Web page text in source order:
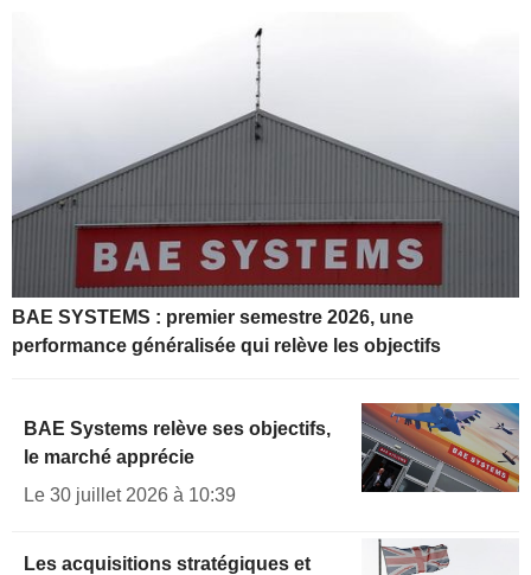
BAE SYSTEMS : premier semestre 2026, une
performance généralisée qui relève les objectifs
BAE Systems relève ses objectifs,
le marché apprécie
Le 30 juillet 2026 à 10:39
Les acquisitions stratégiques et